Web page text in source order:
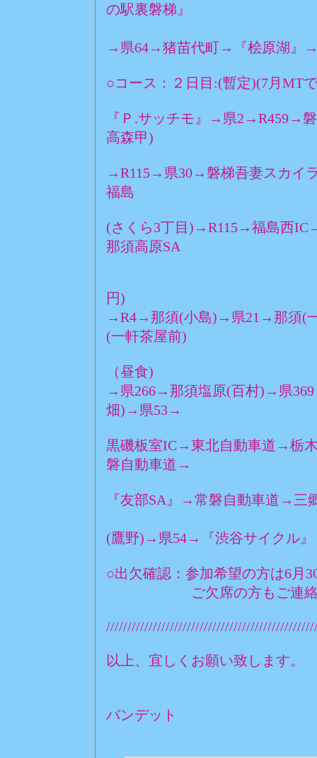
の駅裏磐梯』
→県64→猪苗代町→『桧原湖』
○コース：２日目:(暫定)(7月MT
『Ｐ.サッチモ』→県2→R459→
高森甲)
→R115→県30→磐梯吾妻スカ
福島
(さくら3丁目)→R115→福島西
那須高原SA
円)
→R4→那須(小島)→県21→那須(
(一軒茶屋前)
（昼食)
→県266→那須塩原(百村)→県
畑)→県53→
黒磯板室IC→東北自動車道→栃
磐自動車道→
『友部SA』→常磐自動車道→
(鷹野)→県54→『渋谷サイクル』
○出欠確認：参加希望の方は6月
ご欠席の方もご連絡お
以上、宜しくお願い致します。
バンデット